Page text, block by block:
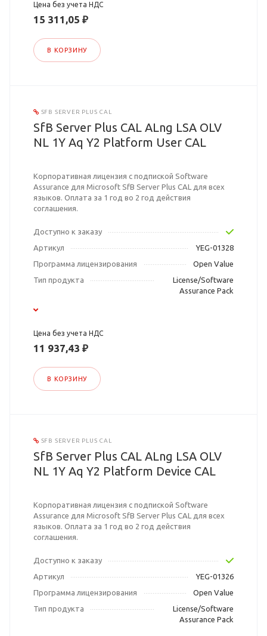
Цена без учета НДС
15 311,05 ₽
В КОРЗИНУ
SFB SERVER PLUS CAL
SfB Server Plus CAL ALng LSA OLV
NL 1Y Aq Y2 Platform User CAL
Корпоративная лицензия с подпиской Software
Assurance для Microsoft SfB Server Plus CAL для всех
языков. Оплата за 1 год во 2 год действия
соглашения.
Доступно к заказу
Артикул
YEG-01328
Программа лицензирования
Open Value
Тип продукта
License/Software
Assurance Pack
Цена без учета НДС
11 937,43 ₽
В КОРЗИНУ
SFB SERVER PLUS CAL
SfB Server Plus CAL ALng LSA OLV
NL 1Y Aq Y2 Platform Device CAL
Корпоративная лицензия с подпиской Software
Assurance для Microsoft SfB Server Plus CAL для всех
языков. Оплата за 1 год во 2 год действия
соглашения.
Доступно к заказу
Артикул
YEG-01326
Программа лицензирования
Open Value
Тип продукта
License/Software
Assurance Pack